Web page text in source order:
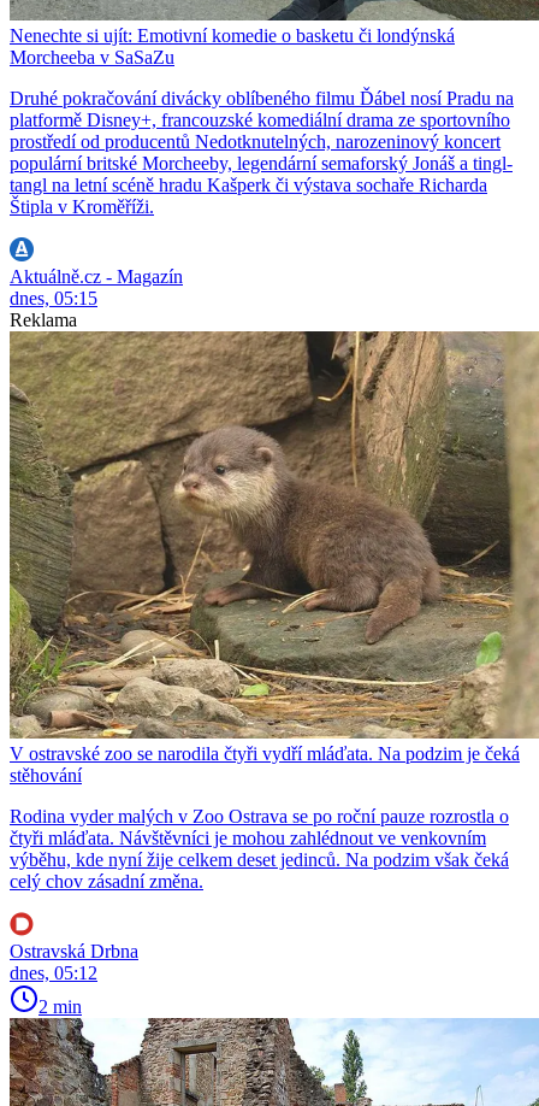
Nenechte si ujít: Emotivní komedie o basketu či londýnská
Morcheeba v SaSaZu
Druhé pokračování divácky oblíbeného filmu Ďábel nosí Pradu na
platformě Disney+, francouzské komediální drama ze sportovního
prostředí od producentů Nedotknutelných, narozeninový koncert
populární britské Morcheeby, legendární semaforský Jonáš a tingl-
tangl na letní scéně hradu Kašperk či výstava sochaře Richarda
Štipla v Kroměříži.
Aktuálně.cz - Magazín
dnes, 05:15
Reklama
V ostravské zoo se narodila čtyři vydří mláďata. Na podzim je čeká
stěhování
Rodina vyder malých v Zoo Ostrava se po roční pauze rozrostla o
čtyři mláďata. Návštěvníci je mohou zahlédnout ve venkovním
výběhu, kde nyní žije celkem deset jedinců. Na podzim však čeká
celý chov zásadní změna.
Ostravská Drbna
dnes, 05:12
2 min